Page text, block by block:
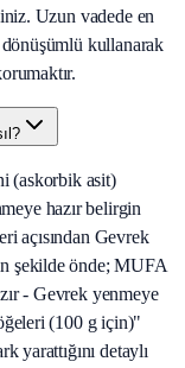
Uzun vadede en
dönüşümlü kullanarak
(askorbik asit)
hazır belirgin
açısından Gevrek
şekilde önde; MUFA
- Gevrek yenmeye
(100 g için)"
yarattığını detaylı